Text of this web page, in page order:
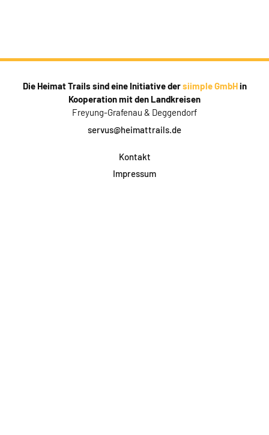
Die Heimat Trails sind eine Initiative dersiimple GmbHin
Kooperation mit den Landkreisen
Freyung-Grafenau & Deggendorf
servus@heimattrails.de
Kontakt
Impressum